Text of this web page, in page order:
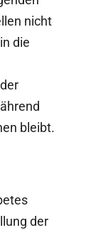
nicht
die
bleibt.
der